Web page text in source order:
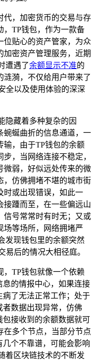
代，加密货币的交易与存
，TP钱包，作为一款备
位贴心的资产管家，为众
加密资产管理服务，近期
遭遇了余额显示不准的
涟漪，不仅给用户带来了
全以及使用体验的深深
隐藏着多种复杂的因
蜿蜒曲折的信息通道，一
输，由于TP钱包的余额
，当网络连接不稳定，
微弱，好似远处传来的微
，仿佛拥堵不堪的城市街
时或出现错误，如此一
接踵而至，在一些偏远山
信号常常时有时无；又或
场等场所，网络拥堵严
发现钱包里的余额突然
易后的情况大相径庭。
，TP钱包就像一个依赖
息的情报中心，如果连接
病了无法正常工作；处于
者数据出现异常，仿佛
包接收到的余额数据就可
在多个节点，当部分节点
几个不靠谱，可能会影响
着区块链技术的不断发